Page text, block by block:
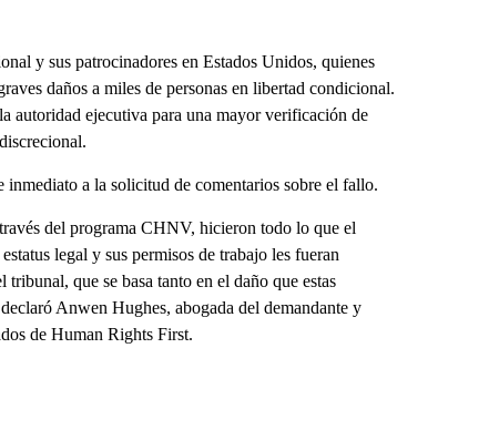
y sus patrocinadores en Estados Unidos, quienes
daños a miles de personas en libertad condicional.
autoridad ejecutiva para una mayor verificación de
a la solicitud de comentarios sobre el fallo.
del programa CHNV, hicieron todo lo que el
legal y sus permisos de trabajo les fueran
que se basa tanto en el daño que estas
Anwen Hughes, abogada del demandante y
de Human Rights First.